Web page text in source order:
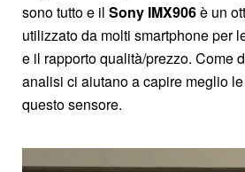
sono tutto e il Sony IMX906è un
utilizzato da molti smartphone per
e il rapporto qualità/prezzo. Come
analisi ci aiutano a capire meglio
questo sensore.